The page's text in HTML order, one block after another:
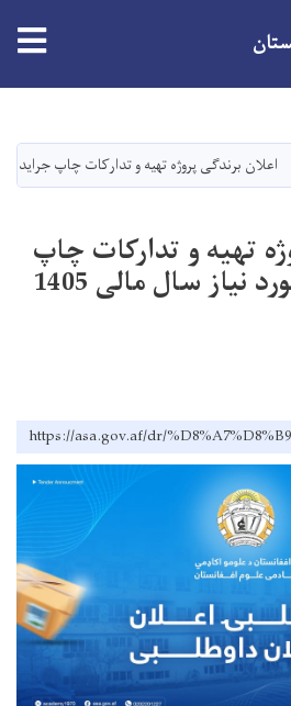
main
content
اعلان برندگی پروژه تهیه و تدارکات چاپ جراید و مجلات
تهیه و تدارکات چاپ
جراید و مجلات مورد نیاز سال مالی 1405
https://asa.gov.af/dr/